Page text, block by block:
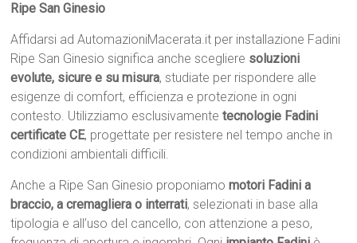
Ripe San Ginesio
Affidarsi ad AutomazioniMacerata.it per installazione Fadini
Ripe San Ginesio significa anche scegliere soluzioni
evolute, sicure e su misura, studiate per rispondere alle
esigenze di comfort, efficienza e protezione in ogni
contesto. Utilizziamo esclusivamentetecnologie Fadini
certificate CE, progettate per resistere nel tempo anche in
condizioni ambientali difficili.
Anche a Ripe San Ginesio proponiamomotori Fadini a
braccio, a cremagliera o interrati, selezionati in base alla
tipologia e all’uso del cancello, con attenzione a peso,